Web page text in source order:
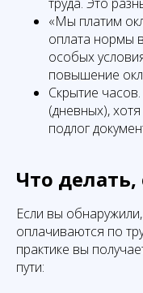
«Мы платим
оплата нормы
особых
повышение
Скрытие
(дневных),
подлог
Что
Если вы
оплачиваются по
практике вы
пути: